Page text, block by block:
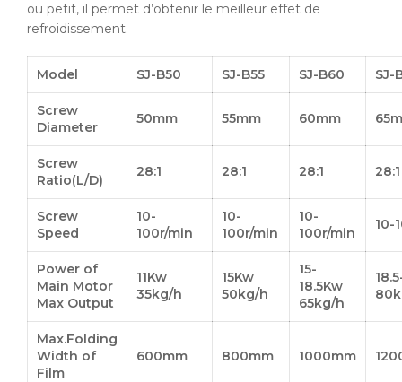
ou petit, il permet d’obtenir le meilleur effet de
refroidissement.
Model SJ-B50 SJ-B55 SJ-B60 SJ-
Screw
Diameter
50mm 55mm 60mm
Screw
Ratio(L/D)
28:1 28:1 28:1 28:1
Screw
Speed
10-
100r/min
10-
100r/min
10-
100r/min
10-
Power of
Main Motor
Max Output
11Kw
35kg/h
15Kw
50kg/h
15-
18.5Kw
65kg/h
Max.Folding
Width of
Film
600mm 800mm 1000mm